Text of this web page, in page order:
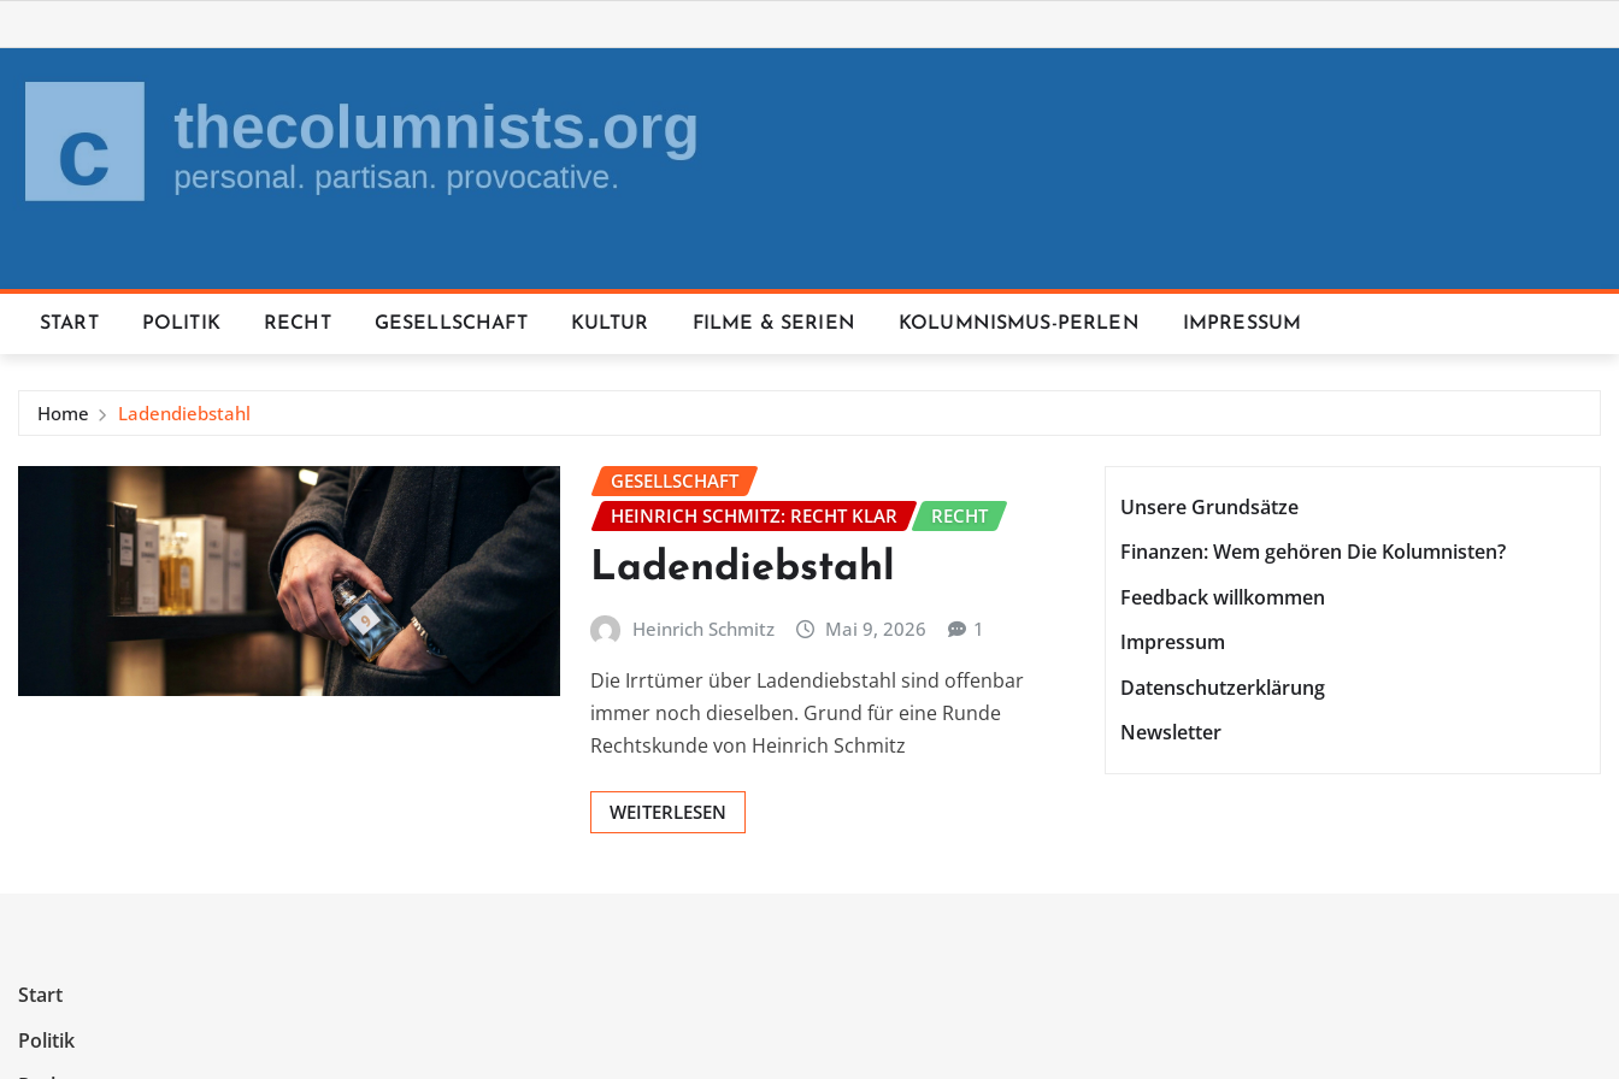
to
content
START POLITIK RECHT GESELLSCHAFT KULTUR FILME & SERIEN KOLUMNISMUS-PERLEN IMPRESSUM
Home Ladendiebstahl
GESELLSCHAFT
HEINRICH SCHMITZ: RECHT KLAR
RECHT
Ladendiebstahl
Heinrich Schmitz Mai 9, 2026 1
Die Irrtümer über Ladendiebstahl sind offenbar
immer noch dieselben. Grund für eine Runde
Rechtskunde von Heinrich Schmitz
WEITERLESEN
Unsere Grundsätze
Finanzen: Wem gehören Die Kolumnisten?
Feedback willkommen
Impressum
Datenschutzerklärung
Newsletter
Start
Politik